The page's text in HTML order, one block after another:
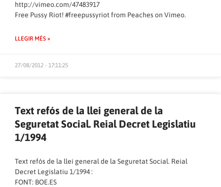
http://vimeo.com/47483917
Free Pussy Riot! #freepussyriot from Peacheson Vimeo.
LLEGIR MÉS »
27/08/2012 - 17:11:25
Text refós de la llei general de la
Seguretat Social. Reial Decret Legislatiu
1/1994
Text refós de la llei general de la Seguretat Social. Reial
Decret Legislatiu 1/1994 :
FONT: BOE.ES